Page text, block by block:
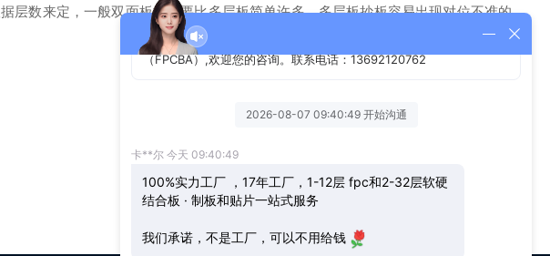
数来定，一般双面板抄板要比多层板简单许多，多层板抄板容易出现对位不准的